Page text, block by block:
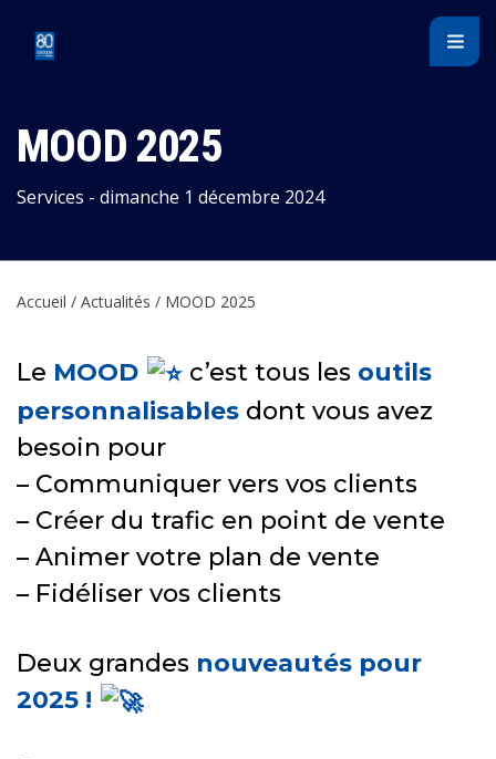
MOOD 2025
Services - dimanche 1 décembre 2024
Accueil / Actualités / MOOD 2025
Le MOOD c’est tous les outils
personnalisables dont vous avez
besoin pour
– Communiquer vers vos clients
– Créer du trafic en point de vente
– Animer votre plan de vente
– Fidéliser vos clients
Deux grandes nouveautés pour
2025 !